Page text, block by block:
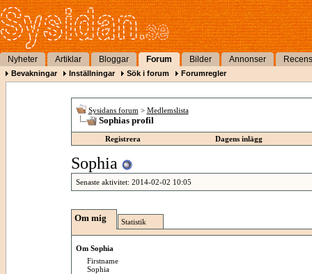
Nyheter Artiklar Bloggar Forum Bilder Annonser
Bevakningar Inställningar Sök i forum Forumregler
Sysidans forum > Medlemslista
Sophias profil
Registrera Dagens inlägg
Sophia
Senaste aktivitet: 2014-02-02 10:05
Om mig Statistik
Om Sophia
Firstname
Sophia